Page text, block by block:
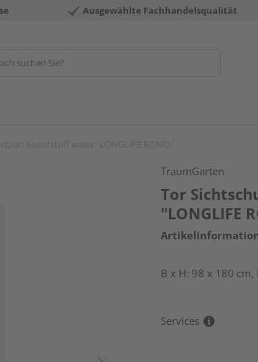
Ausgewählte Fachhandelsqualität
TraumGarten
Tor
"LONGLIFE
B x H: 98 x 180 cm,
Services